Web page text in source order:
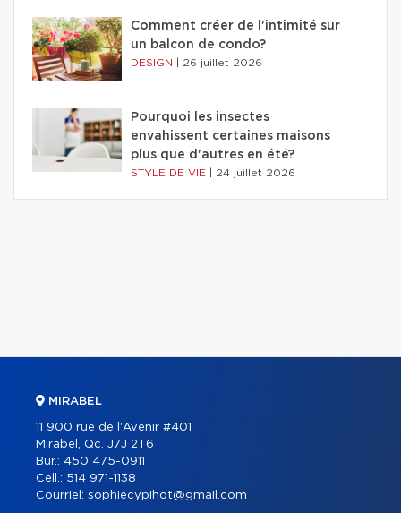
Comment créer de l'intimité sur
un balcon de condo?
DESIGN 26 juillet 2026
Pourquoi les insectes
envahissent certaines maisons
plus que d'autres en été?
STYLE DE VIE 24 juillet 2026
MIRABEL
11 900 rue de l'Avenir #401
Mirabel, Qc. J7J 2T6
Bur.: 450 475-0911
Cell.: 514 971-1138
Courriel: sophiecypihot@gmail.com